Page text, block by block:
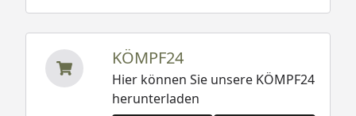
KÖMPF24
Hier können Sie unsere KÖMPF24
herunterladen